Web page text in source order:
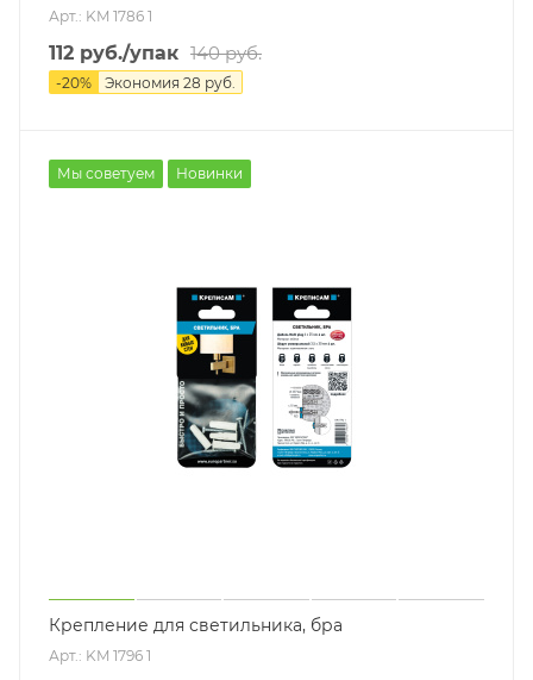
Арт.: KM 1786 1
112 руб./упак 140руб.
-20% Экономия 28 руб.
Мы советуем Новинки
Крепление для светильника, бра
Арт.: KM 1796 1